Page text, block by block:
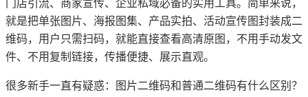
门店引流、商家宣传、企业私域必备的实用工具。简单来说，
就是把单张图片、海报图集、产品实拍、活动宣传图封装成二
维码，用户只需扫码，就能直接查看高清原图，不用手动发文
件、不用复制链接，传播便捷、展示直观。
很多新手一直有疑惑：图片二维码和普通二维码有什么区别？